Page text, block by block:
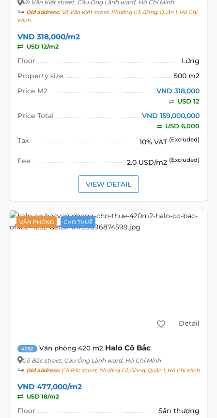
Võ Văn Kiệt street, Cầu Ông Lãnh ward, Hồ Chí Minh
Old address:Võ Văn Kiệt street, Phường Cô Giang, Quận 1, Hồ Chí
Minh
VND 318,000/m2
USD 12/m2
Floor
Lửng
Property size
500 m2
Price M2
VND 318,000
USD 12
Price Total VND 159,000,000
USD 6,000
Tax 10% VAT (Excluded)
Fee 2.0 USD/m2 (Excluded)
VIEW DETAIL
VĂN PHÒNG CHO THUÊ
Detail
4282 Văn phòng 420 m2 Halo Cô Bắc
Cô Bắc street, Cầu Ông Lãnh ward, Hồ Chí Minh
Old address:Cô Bắc street, Phường Cô Giang, Quận 1, Hồ Chí Minh
VND 477,000/m2
USD 18/m2
Floor
Sân thượng